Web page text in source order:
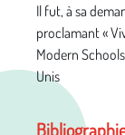
Il fut, à sa
proclamant «
Modern
Unis